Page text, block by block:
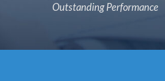
Outstanding Performance